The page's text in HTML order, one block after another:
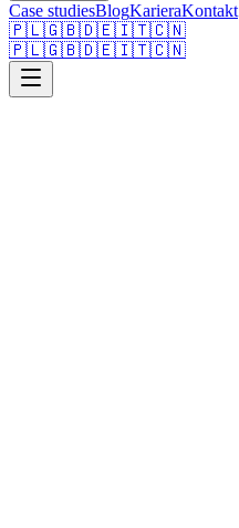
Case studiesBlogKarieraKontakt
🇵🇱🇬🇧🇩🇪🇮🇹🇨🇳
🇵🇱🇬🇧🇩🇪🇮🇹🇨🇳